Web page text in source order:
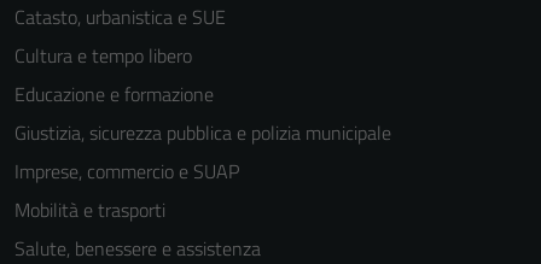
Catasto, urbanistica e SUE
Cultura e tempo libero
Educazione e formazione
Giustizia, sicurezza pubblica e polizia municipale
Imprese, commercio e SUAP
Mobilità e trasporti
Salute, benessere e assistenza